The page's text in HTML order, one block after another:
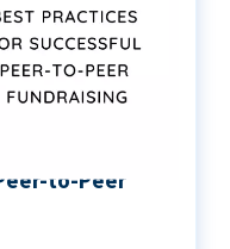
una
to-Peer